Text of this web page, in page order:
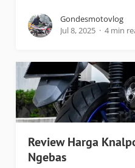
Gondesmotovlog
Jul 8, 2025
4 min
Review Harga
Ngebas